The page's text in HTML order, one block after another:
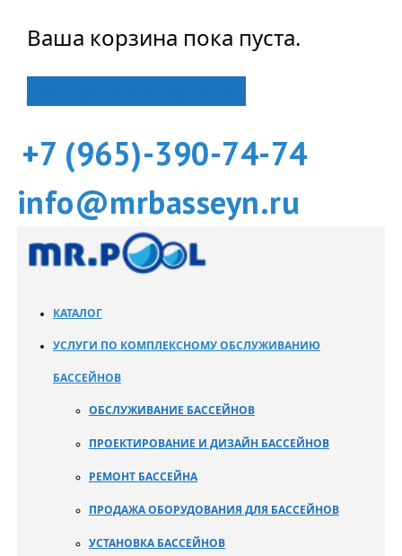
Ваша корзина пока пуста.
+7 (965)-390-74-74
info@mrbasseyn.ru
КАТАЛОГ
УСЛУГИ ПО КОМПЛЕКСНОМУ ОБСЛУЖИВАНИЮ
БАССЕЙНОВ
ОБСЛУЖИВАНИЕ БАССЕЙНОВ
ПРОЕКТИРОВАНИЕ И ДИЗАЙН БАССЕЙНОВ
РЕМОНТ БАССЕЙНА
ПРОДАЖА ОБОРУДОВАНИЯ ДЛЯ БАССЕЙНОВ
УСТАНОВКА БАССЕЙНОВ